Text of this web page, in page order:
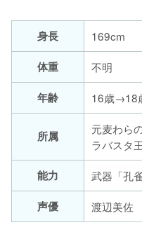
身長
169cm
体重
不明
年齢
16歳→18
所属
元麦わら
ラバスタ
能力
武器「孔
声優
渡辺美佐